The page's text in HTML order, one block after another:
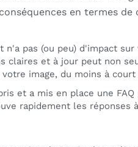
en termes de
n'a pas (ou peu) d'impact
claires et à jour peut non
image, du moins à
et a mis en place une
rapidement les réponses